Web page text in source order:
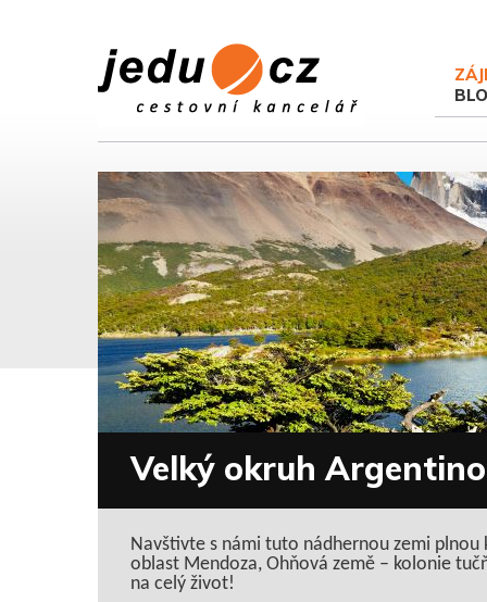
Velký okruh
Navštivte s námi tuto nádhernou zemi
oblast Mendoza, Ohňová země – kolonie
na celý život!